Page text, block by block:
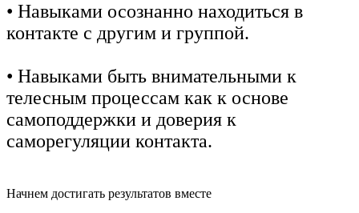
• Навыками осознанно находиться в
контакте с другим и группой.
• Навыками быть внимательными к
телесным процессам как к основе
самоподдержки и доверия к
саморегуляции контакта.
Начнем достигать результатов вместе